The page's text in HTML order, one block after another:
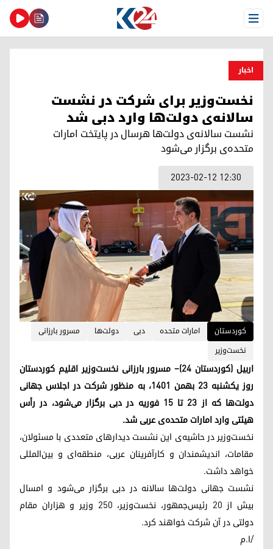
Open Menu
اخبار
نخست‌وزیر برای شرکت در نشست
سالانه‌ی دولت‌ها وارد دبی شد
نشست سالانه‌ی دولت‌ها هرسال در پایتخت امارات
متحده‌ی برگزار می‌شود
2023-02-12 12:30
کوردستان امارات متحده‌ دبی دولت‌ها
مسرور بارزانی
نخست‌وزیر
اربیل (کوردستان ۲۴)– مسرور بارزانی نخست‌وزیر اقلیم کوردستان
روز یکشنبه ۲۳ بهمن ۱۴۰۱، به منظور شرکت در اجلاس جهانی
دولت‌ها که از ۲۳ تا ۱۵ فوریه در دبی برگزار می‌شود، در رأس
هیئتی وارد امارات متحده‌ی عربی شد.
نخست‌وزیر در حاشیه‌ی این نشست دیدارهای متعددی با مسئولان،
مقامات، اندیشمندان و کارآفرینان عربی، منطقه‌ای و بین‌المللی
خواهد داشت.
نشست جهانی دولت‌ها سالانه در دبی برگزار می‌شود و امسال
بیش از ۲۰ رئیس‌جمهور، نخست‌وزیر، ۲۵۰ وزیر و هزاران مقام
دولتی در آن شرکت خواهند کرد.
/ا.م